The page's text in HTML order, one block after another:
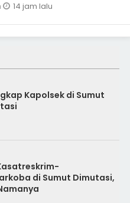
14 jam lalu
Kapolsek di Sumut
di Sumut Dimutasi,